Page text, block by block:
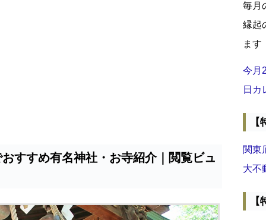
すすめ有名神社・お寺紹介｜閲覧ビュ
毎月
縁起
ます
今月
日カ
関東
大不